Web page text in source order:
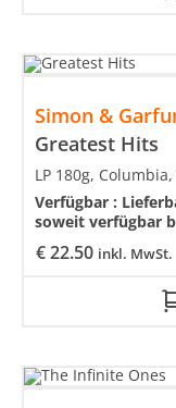
Simon &
Greatest Hits
€22.50 inkl. MwSt.
LP 180g,
Verfügbar :
soweit verfügbar